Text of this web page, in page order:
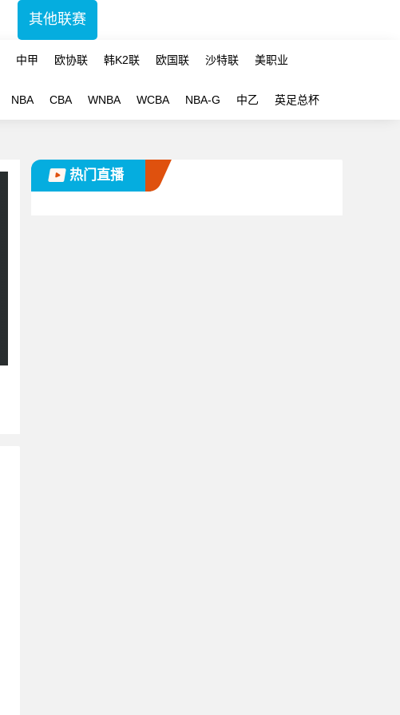
其他联赛
中甲 欧协联 韩K2联 欧国联 沙特联 美职业
NBA CBA WNBA WCBA NBA-G 中乙 英足总杯
热门直播